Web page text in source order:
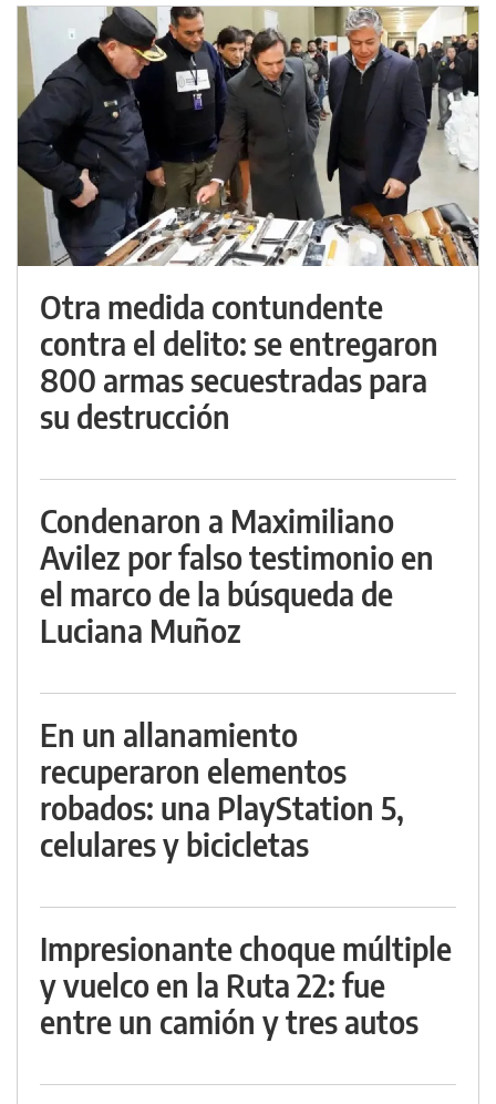
Otra medida contundente
contra el delito: se entregaron
800 armas secuestradas para
su destrucción
Condenaron a Maximiliano
Avilez por falso testimonio en
el marco de la búsqueda de
Luciana Muñoz
En un allanamiento
recuperaron elementos
robados: una PlayStation 5,
celulares y bicicletas
Impresionante choque múltiple
y vuelco en la Ruta 22: fue
entre un camión y tres autos